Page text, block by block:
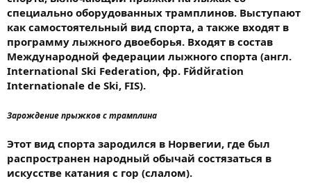
специально оборудованных трамплинов. Выступают
как самостоятельный вид спорта, а также входят в
программу лыжного двоеборья. Входят в состав
Международной федерации лыжного спорта (англ.
International Ski Federation, фр. Fйdйration
Internationale de Ski, FIS).
Зарождение прыжков с трамплина
Этот вид спорта зародился в Норвегии, где был
распространен народный обычай состязаться в
искусстве катания с гор (слалом).